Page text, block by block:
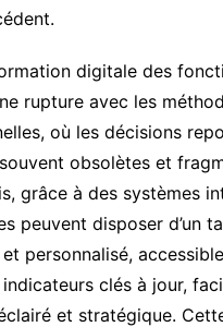
digitale des
rupture avec les
où les décisions
obsolètes et
grâce à des systèmes
peuvent disposer d’un
personnalisé,
clés à jour,
et stratégique.